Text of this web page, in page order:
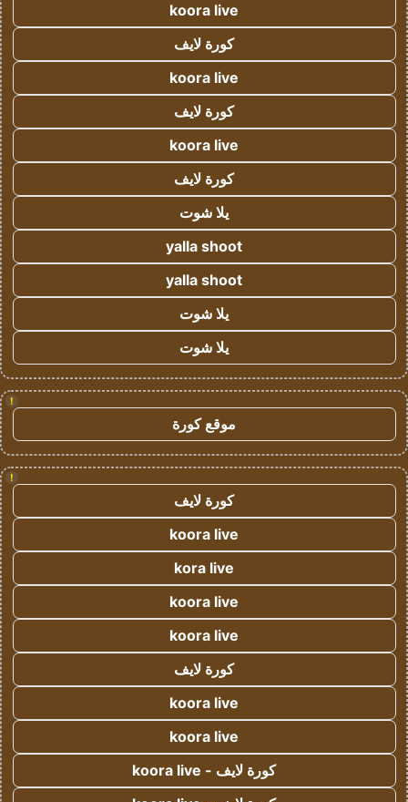
koora live
كورة لايف
koora live
كورة لايف
koora live
كورة لايف
يلا شوت
yalla shoot
yalla shoot
يلا شوت
يلا شوت
!
موقع كورة
!
كورة لايف
koora live
kora live
koora live
koora live
كورة لايف
koora live
koora live
كورة لايف - koora live